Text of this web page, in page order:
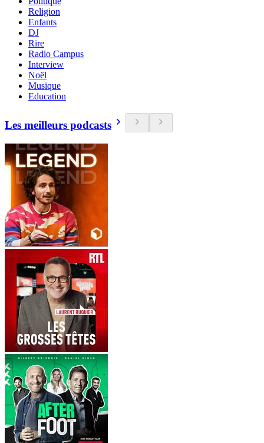
Religion
Enfants
DJ
Rire
Radio Campus
Interview
Noël
Musique
Education
Les meilleurs podcasts